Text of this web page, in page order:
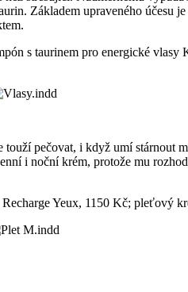
Základem upraveného účesu
s taurinem pro energické vlasy
pečovat, i když umí stárnout
i noční krém, protože mu
Yeux, 1150 Kč; pleťový